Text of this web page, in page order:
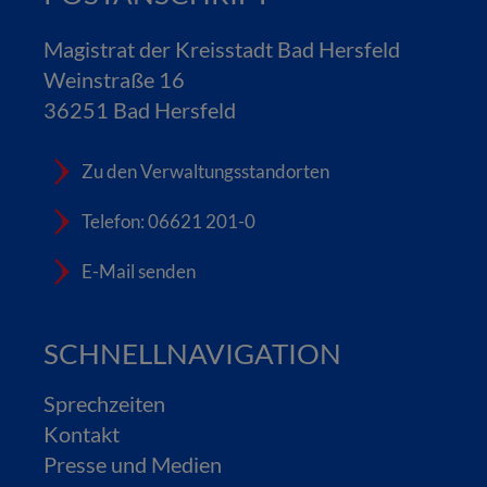
Magistrat der Kreisstadt Bad Hersfeld
Weinstraße 16
36251 Bad Hersfeld
Zu den Verwaltungsstandorten
Telefon: 06621 201-0
E-Mail senden
SCHNELLNAVIGATION
Sprechzeiten
Kontakt
Presse und Medien